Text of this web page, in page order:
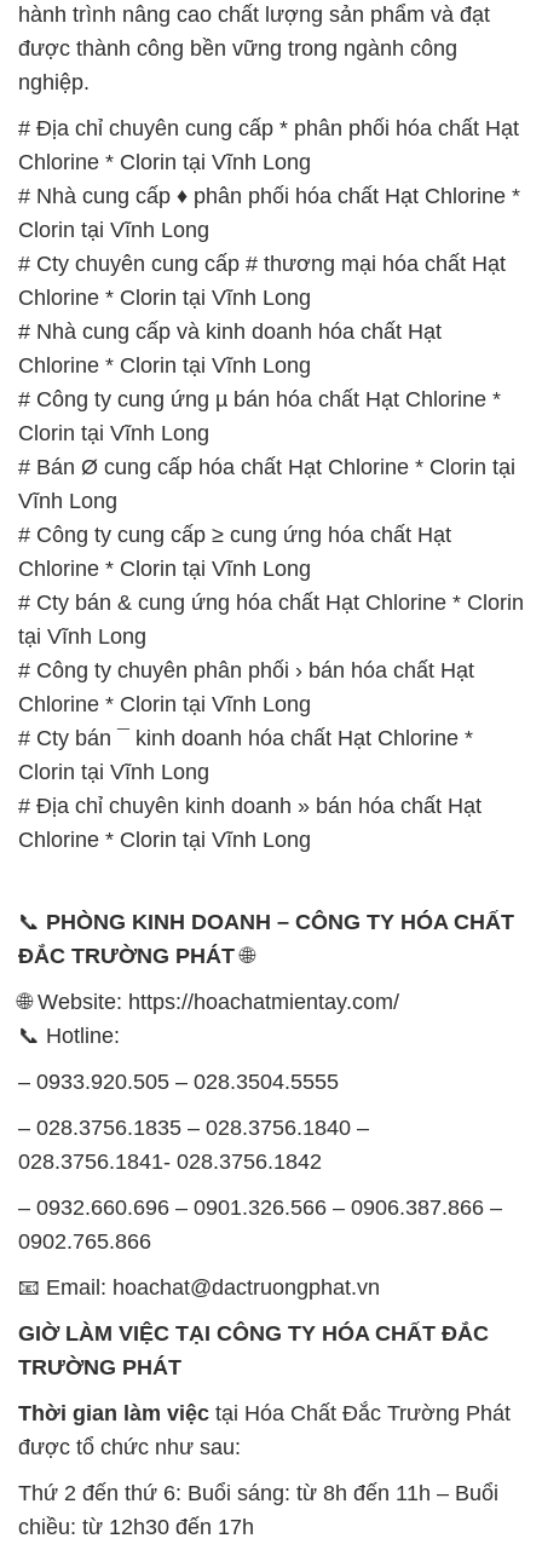
hành trình nâng cao chất lượng sản phẩm và đạt
được thành công bền vững trong ngành công
nghiệp.
# Địa chỉ chuyên cung cấp * phân phối hóa chất Hạt
Chlorine * Clorin tại Vĩnh Long
# Nhà cung cấp ♦ phân phối hóa chất Hạt Chlorine *
Clorin tại Vĩnh Long
# Cty chuyên cung cấp # thương mại hóa chất Hạt
Chlorine * Clorin tại Vĩnh Long
# Nhà cung cấp và kinh doanh hóa chất Hạt
Chlorine * Clorin tại Vĩnh Long
# Công ty cung ứng µ bán hóa chất Hạt Chlorine *
Clorin tại Vĩnh Long
# Bán Ø cung cấp hóa chất Hạt Chlorine * Clorin tại
Vĩnh Long
# Công ty cung cấp ≥ cung ứng hóa chất Hạt
Chlorine * Clorin tại Vĩnh Long
# Cty bán & cung ứng hóa chất Hạt Chlorine * Clorin
tại Vĩnh Long
# Công ty chuyên phân phối › bán hóa chất Hạt
Chlorine * Clorin tại Vĩnh Long
# Cty bán ¯ kinh doanh hóa chất Hạt Chlorine *
Clorin tại Vĩnh Long
# Địa chỉ chuyên kinh doanh » bán hóa chất Hạt
Chlorine * Clorin tại Vĩnh Long
📞 PHÒNG KINH DOANH – CÔNG TY HÓA CHẤT
ĐẮC TRƯỜNG PHÁT🌐
🌐 Website: https://hoachatmientay.com/
📞 Hotline:
– 0933.920.505 – 028.3504.5555
– 028.3756.1835 – 028.3756.1840 –
028.3756.1841- 028.3756.1842
– 0932.660.696 – 0901.326.566 – 0906.387.866 –
0902.765.866
📧 Email: hoachat@dactruongphat.vn
GIỜ LÀM VIỆC TẠI CÔNG TY HÓA CHẤT ĐẮC
TRƯỜNG PHÁT
Thời gian làm việc tại Hóa Chất Đắc Trường Phát
được tổ chức như sau:
Thứ 2 đến thứ 6: Buổi sáng: từ 8h đến 11h – Buổi
chiều: từ 12h30 đến 17h